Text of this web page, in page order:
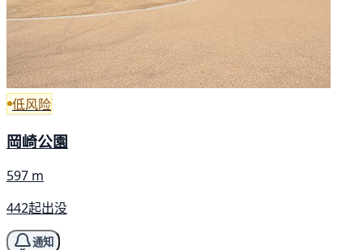
低风险
岡崎公園
597 m
442起出没
通知